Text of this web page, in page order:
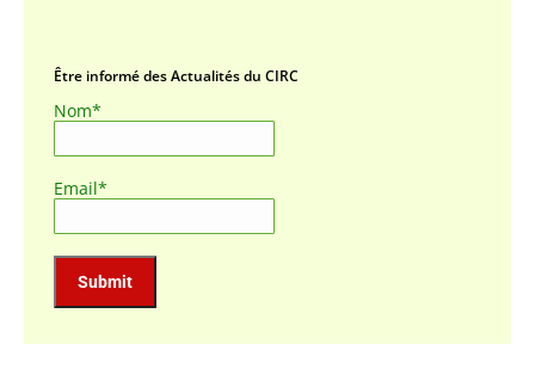
Être informé des Actualités du CIRC
Nom*
Email*